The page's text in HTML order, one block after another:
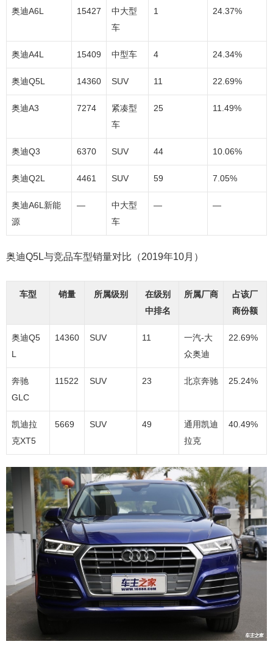
奥迪A6L 15427
中大型
车
1 24.37%
奥迪A4L 15409 中型车 4 24.34%
奥迪Q5L 14360 SUV 11 22.69%
奥迪A3 7274
紧凑型
车
25 11.49%
奥迪Q3 6370 SUV 44 10.06%
奥迪Q2L 4461 SUV 59 7.05%
奥迪A6L新能
源
—
中大型
车
— —
奥迪Q5L与竞品车型销量对比（2019年10月）
车型 销量 所属级别
在级别
中排名
所属厂商
占该厂
商份额
奥迪Q5
L
14360 SUV 11
一汽-大
众奥迪
22.69%
奔驰
GLC
11522 SUV 23 北京奔驰 25.24%
凯迪拉
克XT5
5669 SUV 49
通用凯迪
拉克
40.49%